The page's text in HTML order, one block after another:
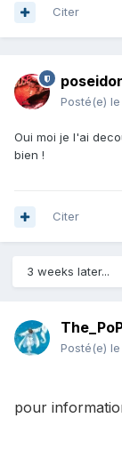
Citer
Posté(e)
Oui moi je l'ai
bien !
Citer
3 weeks later...
Posté(e)
pour